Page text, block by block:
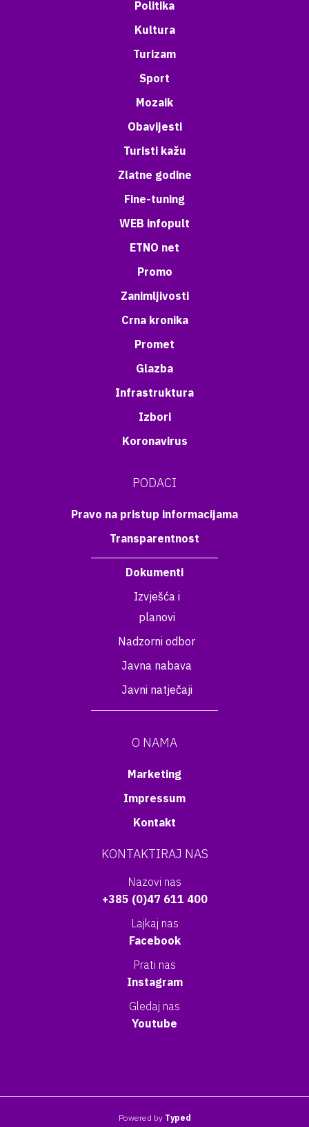
Politika
Kultura
Turizam
Sport
Mozaik
Obavijesti
Turisti kažu
Zlatne godine
Fine-tuning
WEB infopult
ETNO net
Promo
Zanimljivosti
Crna kronika
Promet
Glazba
Infrastruktura
Izbori
Koronavirus
PODACI
Pravo na pristup informacijama
Transparentnost
Dokumenti
Izvješća i
planovi
Nadzorni odbor
Javna nabava
Javni natječaji
O NAMA
Marketing
Impressum
Kontakt
KONTAKTIRAJ NAS
Nazovi nas
+385 (0)47 611 400
Lajkaj nas
Facebook
Prati nas
Instagram
Gledaj nas
Youtube
Powered by Typed